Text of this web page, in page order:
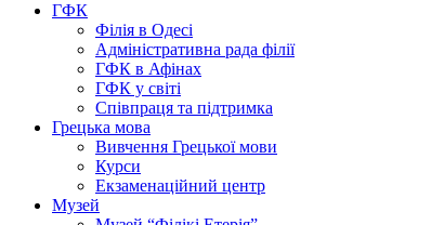
ГФК
Філія в Одесі
Адміністративна рада філії
ГФК в Афінах
ГФК у світі
Співпраця та підтримка
Грецька мова
Вивчення Грецької мови
Курси
Екзаменаційний центр
Музей